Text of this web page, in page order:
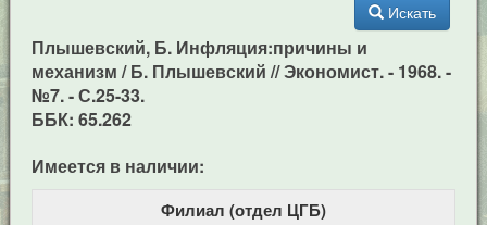
Искать
Плышевский, Б. Инфляция:причины и
механизм / Б. Плышевский // Экономист. - 1968. -
№7. - С.25-33.
ББК: 65.262
Имеется в наличии:
Филиал (отдел ЦГБ)